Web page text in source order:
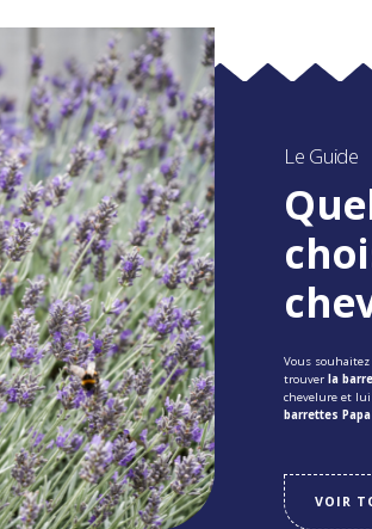
Le Guide
Vous
trouverla
chevelure et
barrettes
VOIR